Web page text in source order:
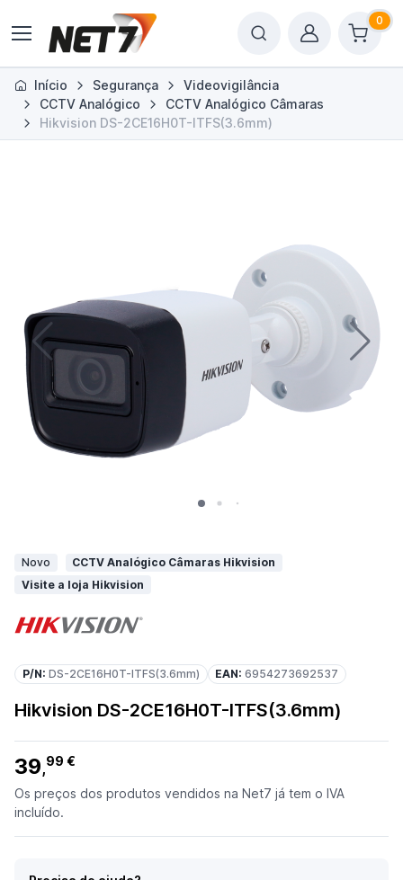
0
Início Segurança
Videovigilância
CCTV Analógico
CCTV Analógico Câmaras
Hikvision DS-2CE16H0T-ITFS(3.6mm)
Novo
CCTV Analógico Câmaras Hikvision
Visite a loja Hikvision
P/N: DS-2CE16H0T-ITFS(3.6mm) EAN: 6954273692537
Hikvision DS-2CE16H0T-ITFS(3.6mm)
39,99 €
Os preços dos produtos vendidos na Net7 já tem o IVA
incluído.